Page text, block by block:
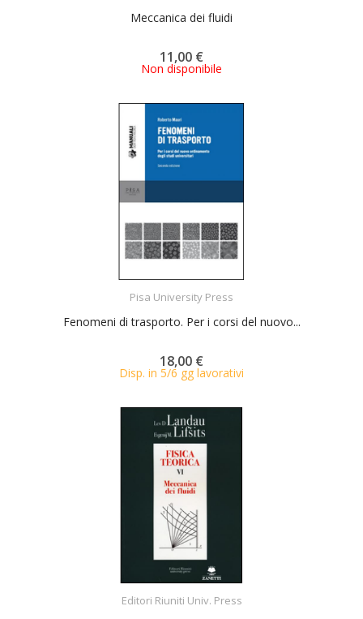
Meccanica dei fluidi
11,00 €
Non disponibile
Pisa University Press
Fenomeni di trasporto. Per i corsi del nuovo...
18,00 €
Disp. in 5/6 gg lavorativi
Editori Riuniti Univ. Press